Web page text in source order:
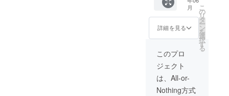
ますの
で、参
照下さ
い。
と指導
者向け
クリ
ニック
を開催
致しま
す。協
力指導
者とし
て原田
茂さん
月
詳細を見る
こ
の
リ
タ
ー
ン
を
選
択
す
る
このプロ
ジェクト
は、All-or-
Nothing方式